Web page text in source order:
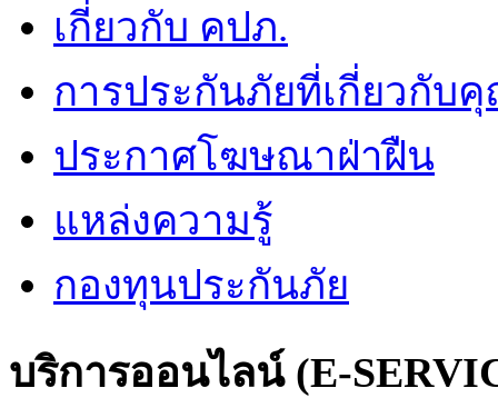
เกี่ยวกับ คปภ.
การประกันภัยที่เกี่ยวกับ
ประกาศโฆษณาฝ่าฝืน
แหล่งความรู้
กองทุนประกันภัย
บริการออนไลน์ (E-